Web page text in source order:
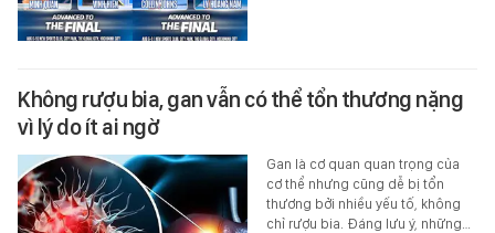
Không rượu bia, gan vẫn có thể tổn thương nặng
vì lý do ít ai ngờ
Gan là cơ quan quan trọng của
cơ thể nhưng cũng dễ bị tổn
thương bởi nhiều yếu tố, không
chỉ rượu bia. Đáng lưu ý, những…